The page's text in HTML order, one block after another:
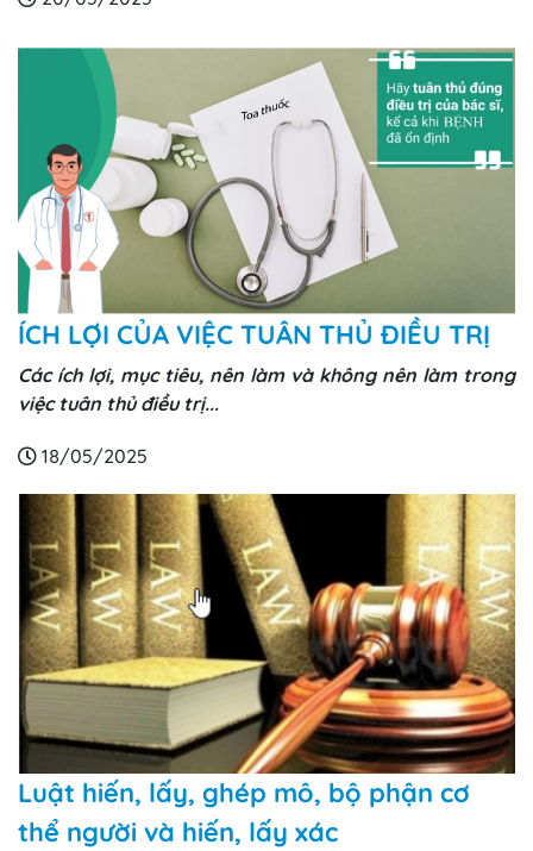
ÍCH LỢI CỦA VIỆC TUÂN THỦ ĐIỀU TRỊ
Các ích lợi, mục tiêu, nên làm và không nên làm trong
việc tuân thủ điều trị...
18/05/2025
Luật hiến, lấy, ghép mô, bộ phận cơ
thể người và hiến, lấy xác